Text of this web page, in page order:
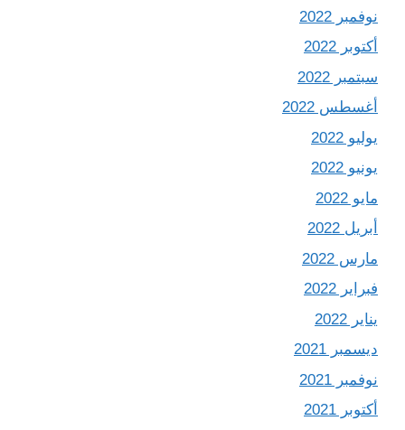
نوفمبر 2022
أكتوبر 2022
سبتمبر 2022
أغسطس 2022
يوليو 2022
يونيو 2022
مايو 2022
أبريل 2022
مارس 2022
فبراير 2022
يناير 2022
ديسمبر 2021
نوفمبر 2021
أكتوبر 2021